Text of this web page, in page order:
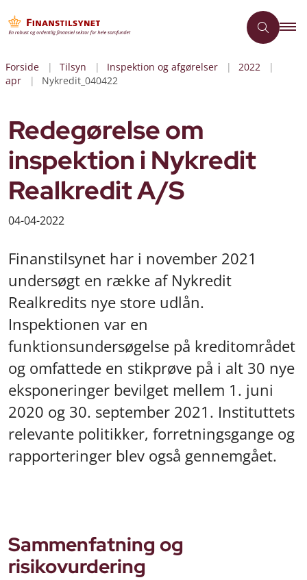
Forside Tilsyn Inspektion og afgørelser
2022
apr
Nykredit_040422
Redegørelse om
inspektion i Nykredit
Realkredit A/S
04-04-2022
Finanstilsynet har i november 2021
undersøgt en række af Nykredit
Realkredits nye store udlån.
Inspektionen var en
funktionsundersøgelse på kreditområdet
og omfattede en stikprøve på i alt 30 nye
eksponeringer bevilget mellem 1. juni
2020 og 30. september 2021. Instituttets
relevante politikker, forretningsgange og
rapporteringer blev også gennemgået.
Sammenfatning og
risikovurdering